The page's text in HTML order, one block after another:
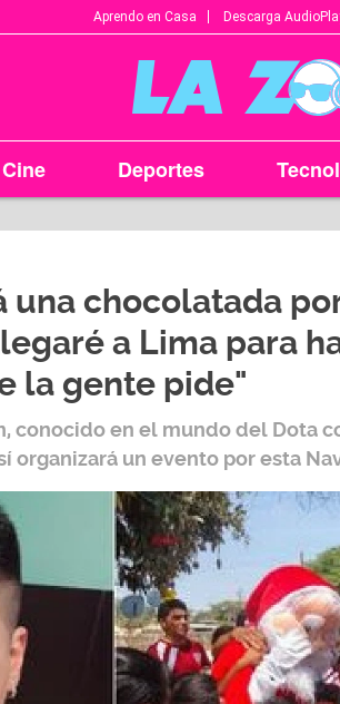
Aprendo en Casa Descarga
Cine Deportes
una chocolatada
a Lima para
la gente pide"
conocido en el mundo del Dota
organizará un evento por esta
LA ZONA EN TU
Arequipa